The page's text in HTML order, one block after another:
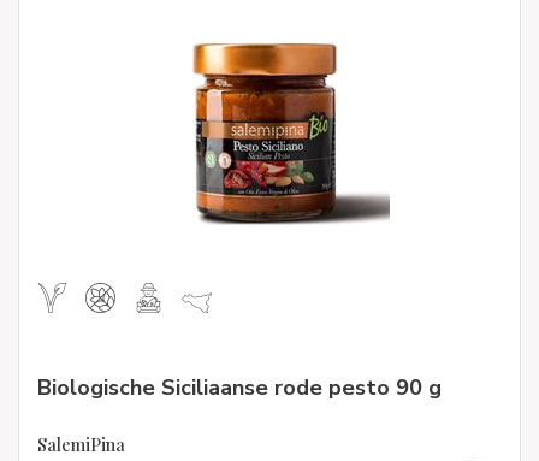
Biologische Siciliaanse rode pesto 90 g
SalemiPina